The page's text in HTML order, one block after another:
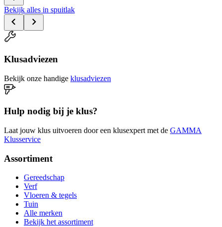
Bekijk alles in spuitlak
Klusadviezen
Bekijk onze handige klusadviezen
Hulp nodig bij je klus?
Laat jouw klus uitvoeren door een klusexpert met de GAMMA
Klusservice
Assortiment
Gereedschap
Verf
Vloeren & tegels
Tuin
Alle merken
Bekijk het assortiment